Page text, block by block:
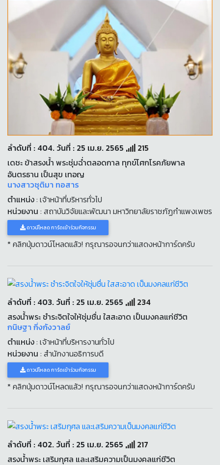
ลำดับที่ : 404. วันที่ : 25 เม.ย. 2565
215
เดชะ ข้าสรงน้ำ พระชุ่มฉ่ำตลอดกาล ทุกข์โศกโรคภัยพาล
อันตรธาน เป็นสุข เทอญ
นางสาวชุติมา ทอสาร
ตำแหน่ง: เจ้าหน้าที่บริหารทั่วไป
หน่วยงาน : สถาบันวิจัยและพัฒนา มหาวิทยาลัยราชภัฏกำแพงเพชร
ดาวน์โหลด การ์ดเข้าร่วมกิจกรรม
* คลิกปุ่มดาวน์โหลดแล้ว! กรุณารอจนกว่าแสดงหน้าการ์ดครับ
ลำดับที่ : 403. วันที่ : 25 เม.ย. 2565
234
สรงน้ำพระ ชำระจิตใจให้ชุ่มชื่น ใสสะอาด เป็นมงคลแก่ชีวิต
กนิษฐา กิ่งกังวาลย์
ตำแหน่ง: เจ้าหน้าที่บริหารงานทั่วไป
หน่วยงาน : สำนักงานอธิการบดี
ดาวน์โหลด การ์ดเข้าร่วมกิจกรรม
* คลิกปุ่มดาวน์โหลดแล้ว! กรุณารอจนกว่าแสดงหน้าการ์ดครับ
ลำดับที่ : 402. วันที่ : 25 เม.ย. 2565
217
สรงน้ำพระ เสริมกุศล และเสริมความเป็นมงคลแก่ชีวิต